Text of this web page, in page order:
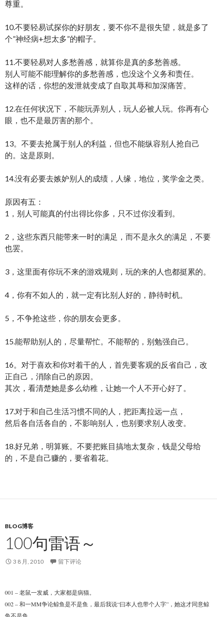
尊重。
10.不要轻易试探你的好朋友，要不你不是很失望，就是多了
个”神经病+想太多”的帽子。
11.不要轻易对人多愁善感，就算你是真的多愁善感。
别人可能不能理解你的多愁善感，也没这个义务和责任。
这样的话，你想的发泄就变成了自取其辱和加深痛苦。
12.在任何状况下，不能玩弄别人，玩人必被人玩。你再有心
眼，也不是最厉害的那个。
13。不要去抢属于别人的利益，但也不能纵容别人抢自己
的。这是原则。
14.没有必要去嫉妒别人的成绩，人缘，地位，奖学金之类。
原因有五：­
1，别人可能真的付出得比你多，只不过你没看到。
2，这些东西只能带来一时的满足，而不是永久的满足，不要
也罢。
3，这里面有你玩不来的游戏规则，玩的来的人也都挺累的。
4，你有不如人的，就一定有比别人好的，静待时机。
5，不争抢这些，你的朋友会更多。
15.能帮助别人的，尽量帮忙。不能帮的，别勉强自己。
16。对于喜欢和你对着干的人，首先要客观的反省自己，改
正自己，消除自己的原因。
其次，看清楚她是多么幼稚，让她一个人不开心好了。
17.对于和自己生活习惯不同的人，把距离拉远一点，
然后各自活各自的，不影响别人，也别要求别人改变。
18.好兄弟，明算账。不要把账目搞地太复杂，钱是父母给
的，不是自己赚的，要省着花。
BLOG博客
100句雷语～
3 8 月, 2010 留下评论
001 – 老鼠一发威，大家都是病猫。
002 – 和一MM争论鲸鱼是不是鱼，最后我说“曰本人也带个人字”，她这才同意鲸